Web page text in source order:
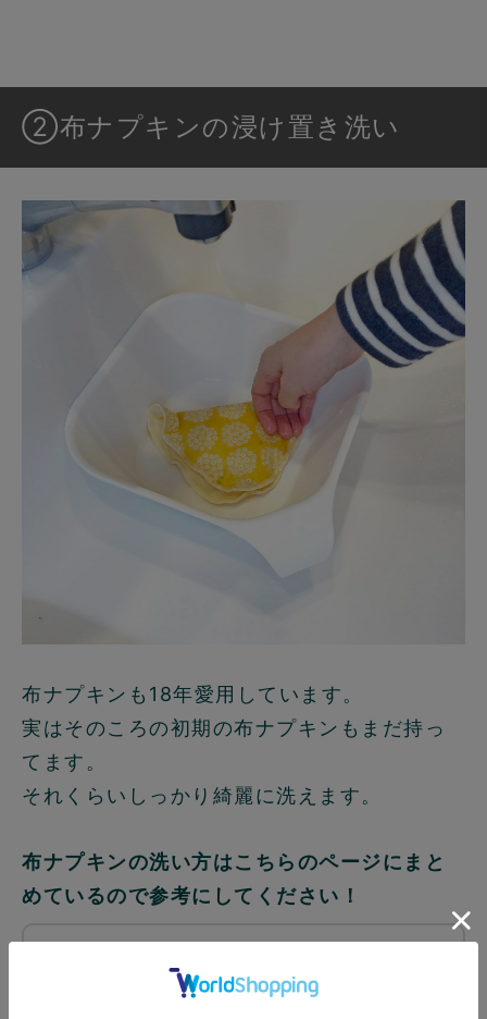
②布ナプキンの浸け置き洗い
布ナプキンも18年愛用しています。
実はそのころの初期の布ナプキンもまだ持っ
てます。
それくらいしっかり綺麗に洗えます。
布ナプキンの洗い方はこちらのページにまと
めているので参考にしてください！
とっても簡単！粉末と
れるを使った布ナプキ